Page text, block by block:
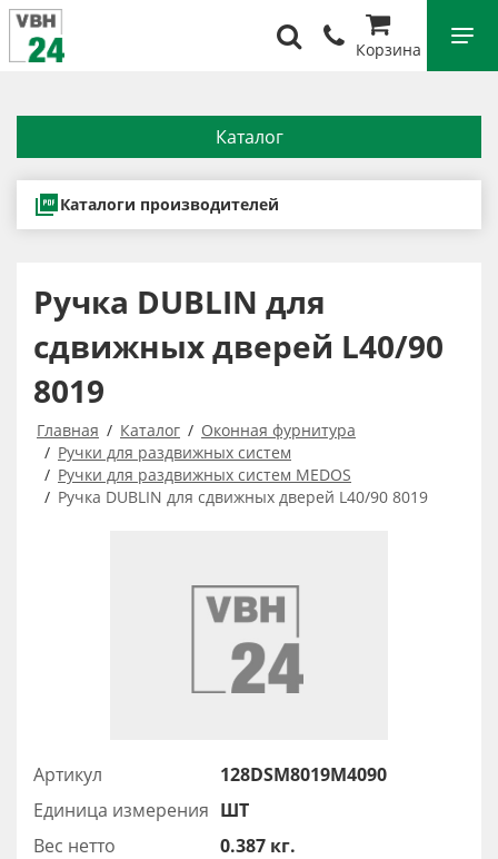
Корзина
Каталог
Каталоги производителей
Ручка DUBLIN для
сдвижных дверей L40/90
8019
Главная Каталог
Оконная фурнитура
Ручки для раздвижных систем
Ручки для раздвижных систем MEDOS
Ручка DUBLIN для сдвижных дверей L40/90 8019
Артикул
128DSM8019M4090
Единица измерения ШТ
Вес нетто
0.387 кг.